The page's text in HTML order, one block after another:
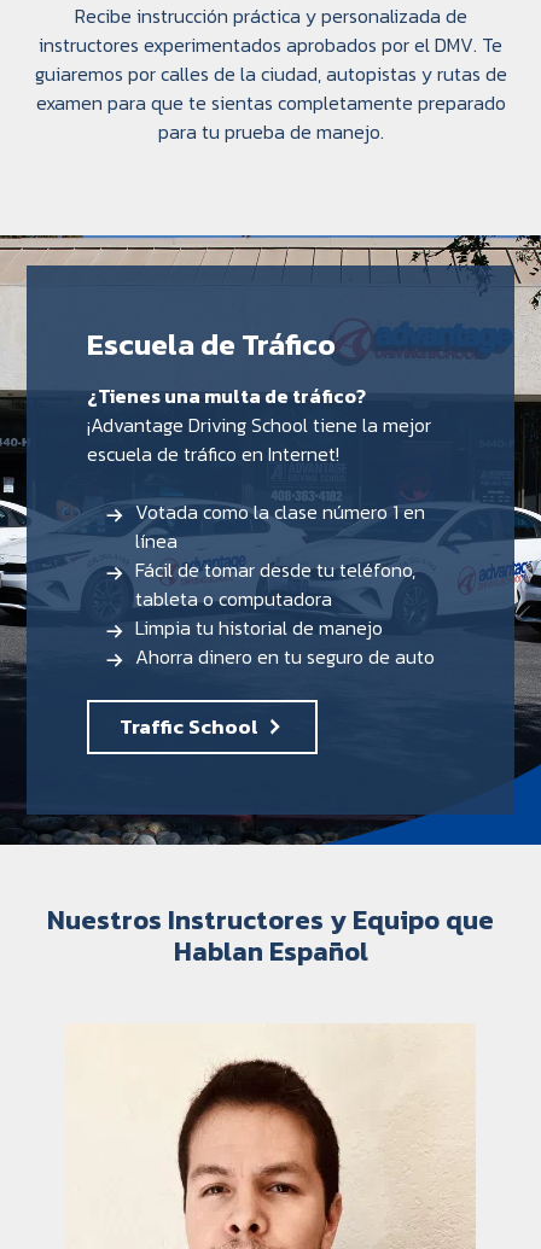
Recibe instrucción práctica y personalizada de
instructores experimentados aprobados por el DMV. Te
guiaremos por calles de la ciudad, autopistas y rutas de
examen para que te sientas completamente preparado
para tu prueba de manejo.
Escuela de Tráfico
¿Tienes una multa de tráfico?
¡Advantage Driving School tiene la mejor
escuela de tráfico en Internet!
Votada como la clase número 1 en
línea
Fácil de tomar desde tu teléfono,
tableta o computadora
Limpia tu historial de manejo
Ahorra dinero en tu seguro de auto
Traffic School
Nuestros Instructores y Equipo que
Hablan Español